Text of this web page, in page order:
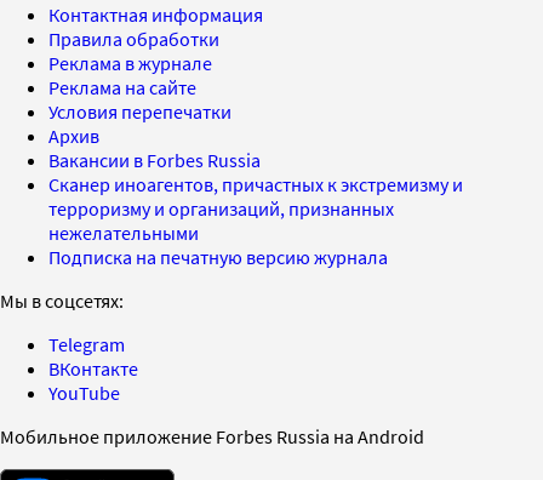
Контактная информация
Правила обработки
Реклама в журнале
Реклама на сайте
Условия перепечатки
Архив
Вакансии в Forbes Russia
Сканер иноагентов, причастных к экстремизму и
терроризму и организаций, признанных
нежелательными
Подписка на печатную версию журнала
Мы в соцсетях:
Telegram
ВКонтакте
YouTube
Мобильное приложение Forbes Russia на Android